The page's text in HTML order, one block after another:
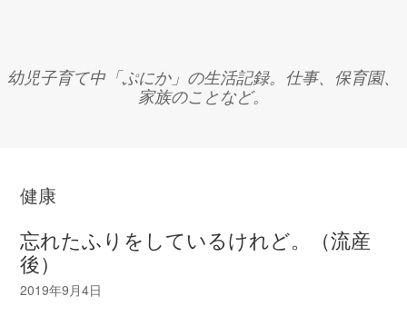
幼児子育て中「ぷにか」の生活記録。仕事、保育園、
家族のことなど。
健康
忘れたふりをしているけれど。（流産
後）